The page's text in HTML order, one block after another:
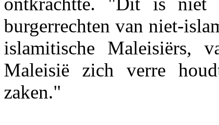
burgerrechten van niet-
islamitische Maleisiërs,
Maleisië zich verre
zaken."